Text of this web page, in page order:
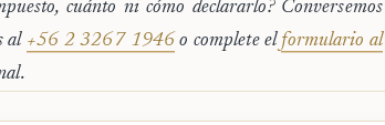
cuánto ni cómo declararlo? Conversemos
al +56 2 3267 1946 o complete el formulario al